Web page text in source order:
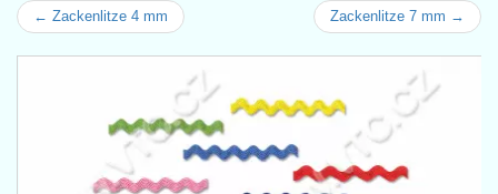
← Zackenlitze 4 mm Zackenlitze 7 mm →